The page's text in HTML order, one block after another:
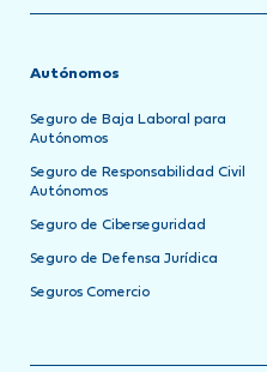
Autónomos
Seguro de Baja Laboral para
Autónomos
Seguro de Responsabilidad Civil
Autónomos
Seguro de Ciberseguridad
Seguro de Defensa Jurídica
Seguros Comercio